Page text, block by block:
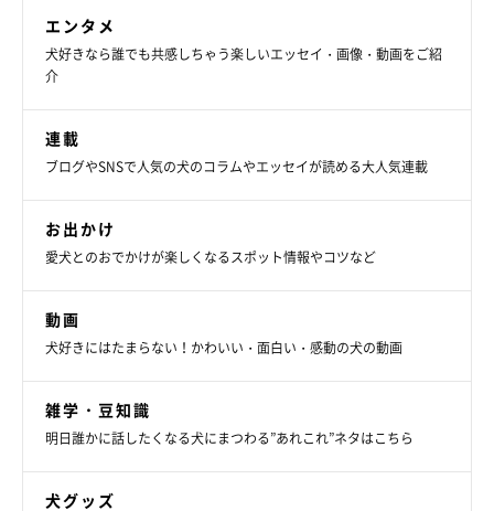
エンタメ
犬好きなら誰でも共感しちゃう楽しいエッセイ・画像・動画をご紹
介
連載
ブログやSNSで人気の犬のコラムやエッセイが読める大人気連載
お出かけ
愛犬とのおでかけが楽しくなるスポット情報やコツなど
動画
犬好きにはたまらない！かわいい・面白い・感動の犬の動画
雑学・豆知識
明日誰かに話したくなる犬にまつわる”あれこれ”ネタはこちら
犬グッズ